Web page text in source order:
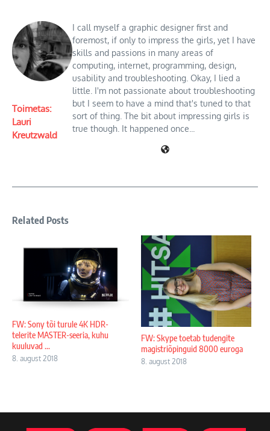
Toimetas:
Lauri
Kreutzwald
I call myself a graphic designer first and
foremost, if only to impress the girls, yet I have
skills and passions in many areas of
computing, internet, programming, design,
usability and troubleshooting. Okay, I lied a
little. I'm not passionate about troubleshooting
but I seem to have a mind that's tuned to that
sort of thing. The bit about impressing girls is
true though. It happened once...
Related Posts
FW: Sony tõi turule 4K HDR-
telerite MASTER-seeria, kuhu
kuuluvad ...
8. august 2018
FW: Skype toetab tudengite
magistriõpinguid 8000 euroga
8. august 2018